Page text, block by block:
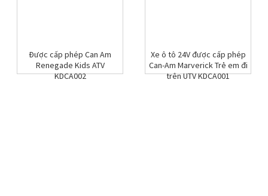
Được cấp phép Can Am
Renegade Kids ATV
KDCA002
Xe ô tô 24V được cấp phép
Can-Am Marverick Trẻ em đi
trên UTV KDCA001